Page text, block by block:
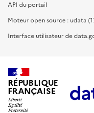
API du portail
Moteur open source : udata
Interface utilisateur de
RÉPUBLIQUE
FRANÇAISE